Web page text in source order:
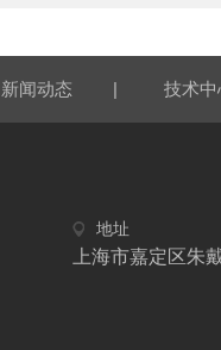
新闻动态 | 技术中
地址
上海市嘉定区朱